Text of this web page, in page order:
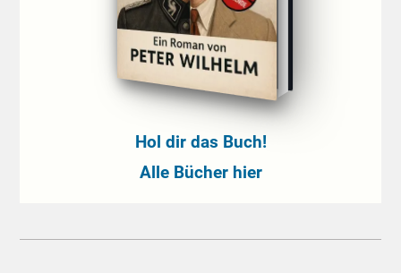
Hol dir das Buch!
Alle Bücher hier